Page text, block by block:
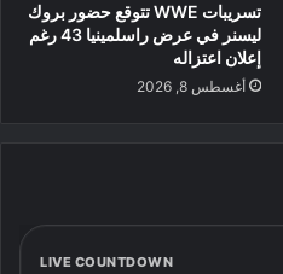
تسريبات WWE تتوقع حضور بروك
ليسنر في عرض راسلمينيا 43 رغم
إعلان اعتزاله
أغسطس 8, 2026
LIVE COUNTDOWN